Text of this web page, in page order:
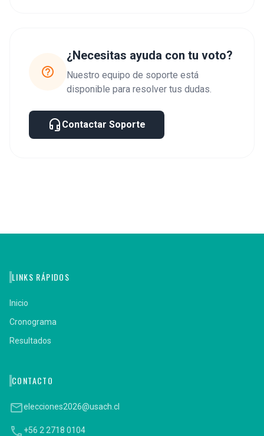
help_outline
¿Necesitas ayuda con tu voto?
Nuestro equipo de soporte está
disponible para resolver tus dudas.
headset_mic Contactar Soporte
LINKS RÁPIDOS
Inicio
Cronograma
Resultados
CONTACTO
emailelecciones2026@usach.cl
phone +56 2 2718 0104